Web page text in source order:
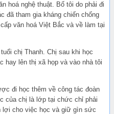
hoá nghệ thuật. Bố tôi do phải đi
đã tham gia kháng chiến chống
văn hoá Việt Bắc và về làm tại
chị Thanh. Chị sau khi học
hay lên thị xã họp và vào nhà tôi
đi học thêm về công tác đoàn
của chị là lớp tại chức chỉ phải
lợi cho việc học và giữ gìn sức